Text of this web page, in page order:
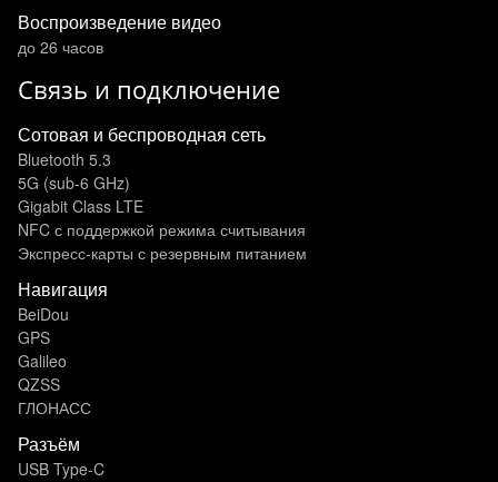
Воспроизведение видео
до 26 часов
Связь и подключение
Сотовая и беспроводная сеть
Bluetooth 5.3
5G (sub‑6 GHz)
Gigabit Class LTE
NFC с поддержкой режима считывания
Экспресс‑карты с резервным питанием
Навигация
BeiDou
GPS
Galileo
QZSS
ГЛОНАСС
Разъём
USB Type-C